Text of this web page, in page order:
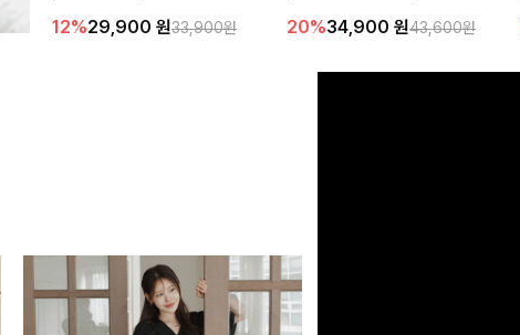
게 퍼지는 프릴 날개 소매가 우아한 포인트
12%29,900 원33,900원
없는 슬릿 카라 디자인이 얼굴선을 더욱 시
20%34,900 원43,600원